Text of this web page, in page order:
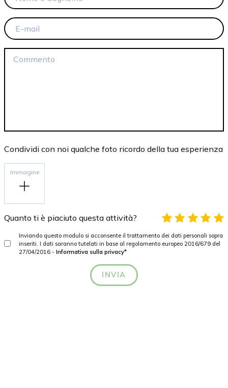
Condividi con noi qualche foto ricordo della tua esperienza
Immagine
Quanto ti è piaciuto questa attività?
Inviando questo modulo si acconsente il trattamento dei dati personali sopra
inseriti. I dati saranno tutelati in base al regolamento europeo 2016/679 del
27/04/2016 - Informativa sulla privacy*
INVIA